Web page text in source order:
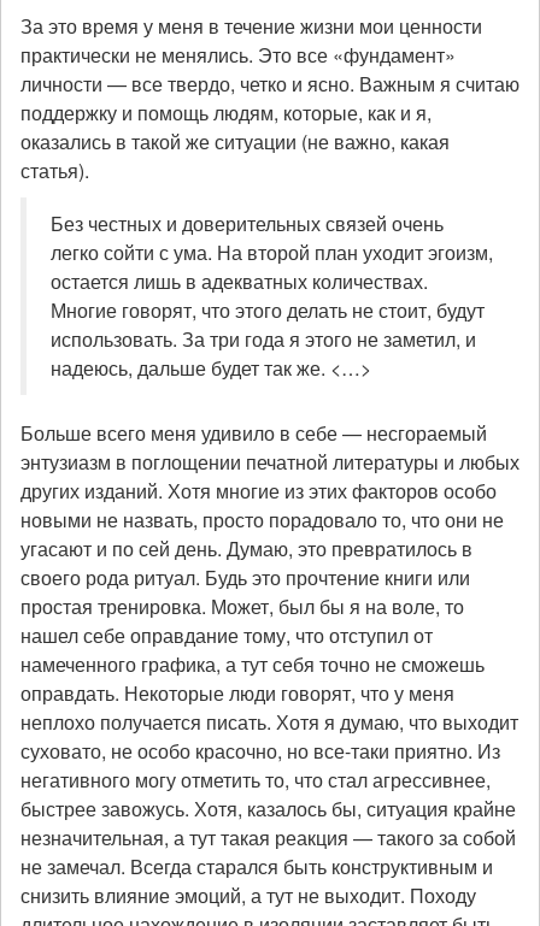
За это время у меня в течение жизни мои ценности
практически не менялись. Это все «фундамент»
личности — все твердо, четко и ясно. Важным я считаю
поддержку и помощь людям, которые, как и я,
оказались в такой же ситуации (не важно, какая
статья).
Без честных и доверительных связей очень
легко сойти с ума. На второй план уходит эгоизм,
остается лишь в адекватных количествах.
Многие говорят, что этого делать не стоит, будут
использовать. За три года я этого не заметил, и
надеюсь, дальше будет так же. <…>
Больше всего меня удивило в себе — несгораемый
энтузиазм в поглощении печатной литературы и любых
других изданий. Хотя многие из этих факторов особо
новыми не назвать, просто порадовало то, что они не
угасают и по сей день. Думаю, это превратилось в
своего рода ритуал. Будь это прочтение книги или
простая тренировка. Может, был бы я на воле, то
нашел себе оправдание тому, что отступил от
намеченного графика, а тут себя точно не сможешь
оправдать. Некоторые люди говорят, что у меня
неплохо получается писать. Хотя я думаю, что выходит
суховато, не особо красочно, но все-таки приятно. Из
негативного могу отметить то, что стал агрессивнее,
быстрее завожусь. Хотя, казалось бы, ситуация крайне
незначительная, а тут такая реакция — такого за собой
не замечал. Всегда старался быть конструктивным и
снизить влияние эмоций, а тут не выходит. Походу